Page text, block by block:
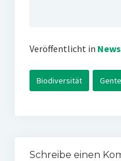
Veröffentlicht in News
Biodiversität
Schreibe einen